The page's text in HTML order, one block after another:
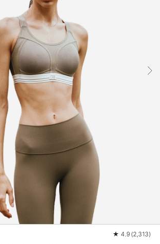
★ 4.9 (2,313)